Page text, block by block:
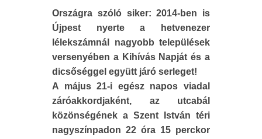
Országra szóló siker: 2014-ben is
Újpest nyerte a hetvenezer
lélekszámnál nagyobb települések
versenyében a Kihívás Napját és a
dicsőséggel együtt járó serleget!
A május 21-i egész napos viadal
záróakkordjaként, az utcabál
közönségének a Szent István téri
nagyszínpadon 22 óra 15 perckor